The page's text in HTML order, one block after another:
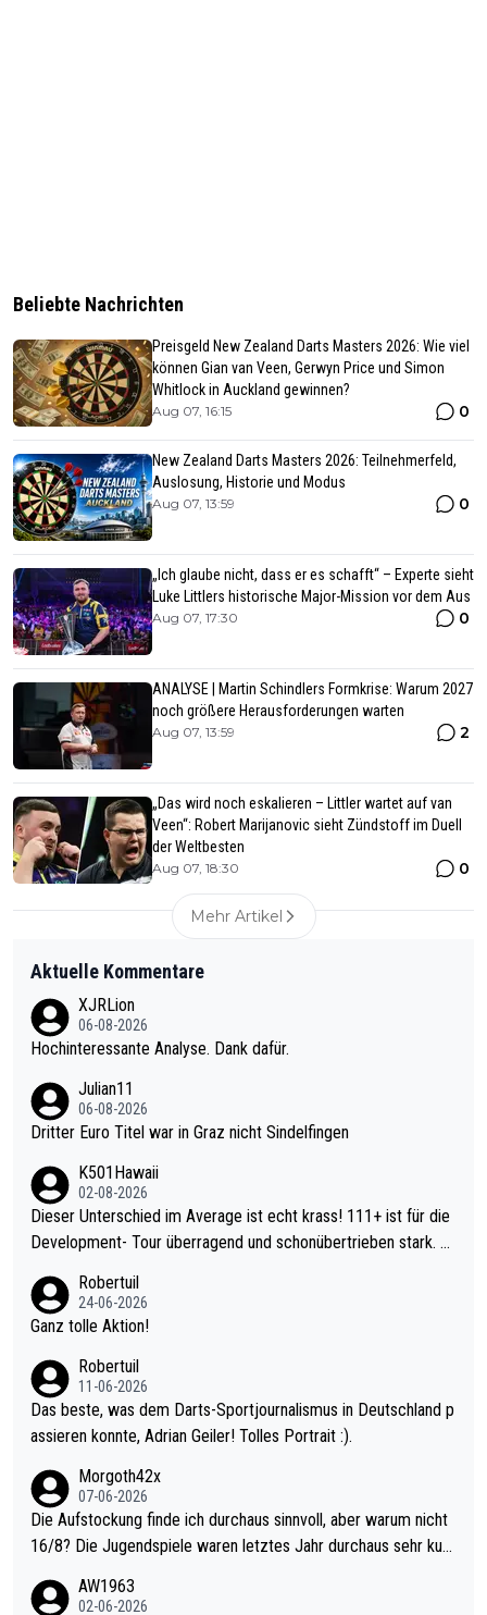
Beliebte Nachrichten
Preisgeld New Zealand Darts Masters 2026: Wie viel
können Gian van Veen, Gerwyn Price und Simon
Whitlock in Auckland gewinnen?
Aug 07, 16:15 0
New Zealand Darts Masters 2026: Teilnehmerfeld,
Auslosung, Historie und Modus
Aug 07, 13:59 0
„Ich glaube nicht, dass er es schafft“ – Experte sieht
Luke Littlers historische Major-Mission vor dem Aus
Aug 07, 17:30 0
ANALYSE | Martin Schindlers Formkrise: Warum 2027
noch größere Herausforderungen warten
Aug 07, 13:59 2
„Das wird noch eskalieren – Littler wartet auf van
Veen“: Robert Marijanovic sieht Zündstoff im Duell
der Weltbesten
Aug 07, 18:30 0
Mehr Artikel
Aktuelle Kommentare
XJRLion
06-08-2026
Hochinteressante Analyse. Dank dafür.
Julian11
06-08-2026
Dritter Euro Titel war in Graz nicht Sindelfingen
K501Hawaii
02-08-2026
Dieser Unterschied im Average ist echt krass! 111+ ist für die
Development- Tour überragend und schonübertrieben stark. U
mal 40+ erst recht. Da gewinnst keinen Blumentopf - ist ja noc
h krasser wie ein Pokalspiel eines Kreisligisten vs einem Bund
Robertuil
24-06-2026
Ganz tolle Aktion!
Robertuil
11-06-2026
Das beste, was dem Darts-Sportjournalismus in Deutschland p
assieren konnte, Adrian Geiler! Tolles Portrait :).
Morgoth42x
07-06-2026
Die Aufstockung finde ich durchaus sinnvoll, aber warum nicht
16/8? Die Jugendspiele waren letztes Jahr durchaus sehr kurz
Allerdings ist Mitchell Lawrie als Nummer 1 der Welt eh qualifi
AW1963
02-06-2026